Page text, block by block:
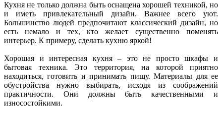
Кухня не только должна быть оснащена хорошей техникой, но
и иметь привлекательный дизайн. Важнее всего уют.
Большинство людей предпочитают классический дизайн, но
есть немало и тех, кто желает существенно поменять
интерьер. К примеру, сделать кухню яркой!
Хорошая и интересная кухня – это не просто шкафы и
бытовая техника. Это территория, на которой приятно
находиться, готовить и принимать пищу. Материалы для ее
обустройства нужно выбирать, исходя из соображений
практичности. Они должны быть качественными и
износостойкими.